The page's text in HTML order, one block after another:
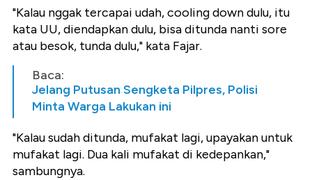
"Kalau nggak tercapai udah, cooling down dulu, itu
kata UU, diendapkan dulu, bisa ditunda nanti sore
atau besok, tunda dulu," kata Fajar.
Baca:
Jelang Putusan Sengketa Pilpres, Polisi
Minta Warga Lakukan ini
"Kalau sudah ditunda, mufakat lagi, upayakan untuk
mufakat lagi. Dua kali mufakat di kedepankan,"
sambungnya.